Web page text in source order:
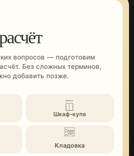
вопросов — подготовим
Без сложных терминов,
добавить позже.
Шкаф-купе
Кладовка